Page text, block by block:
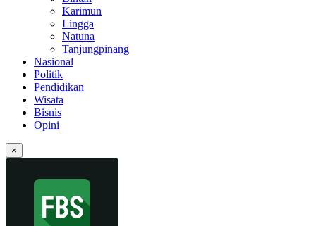
Karimun
Lingga
Natuna
Tanjungpinang
Nasional
Politik
Pendidikan
Wisata
Bisnis
Opini
×